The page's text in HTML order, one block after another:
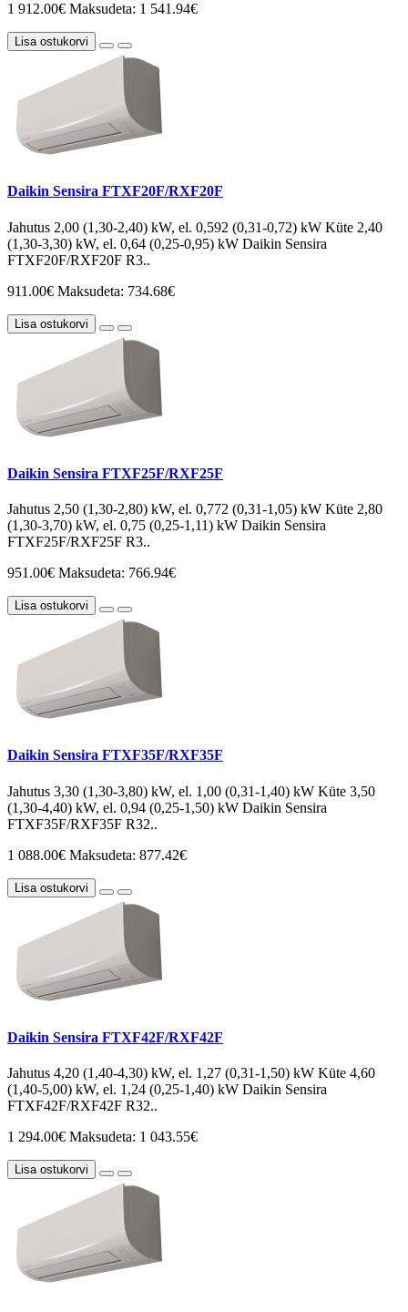
1 912.00€ Maksudeta: 1 541.94€
Lisa ostukorvi
Daikin Sensira FTXF20F/RXF20F
Jahutus 2,00 (1,30-2,40) kW, el. 0,592 (0,31-0,72) kW Küte 2,40
(1,30-3,30) kW, el. 0,64 (0,25-0,95) kW Daikin Sensira
FTXF20F/RXF20F R3..
911.00€ Maksudeta: 734.68€
Lisa ostukorvi
Daikin Sensira FTXF25F/RXF25F
Jahutus 2,50 (1,30-2,80) kW, el. 0,772 (0,31-1,05) kW Küte 2,80
(1,30-3,70) kW, el. 0,75 (0,25-1,11) kW Daikin Sensira
FTXF25F/RXF25F R3..
951.00€ Maksudeta: 766.94€
Lisa ostukorvi
Daikin Sensira FTXF35F/RXF35F
Jahutus 3,30 (1,30-3,80) kW, el. 1,00 (0,31-1,40) kW Küte 3,50
(1,30-4,40) kW, el. 0,94 (0,25-1,50) kW Daikin Sensira
FTXF35F/RXF35F R32..
1 088.00€ Maksudeta: 877.42€
Lisa ostukorvi
Daikin Sensira FTXF42F/RXF42F
Jahutus 4,20 (1,40-4,30) kW, el. 1,27 (0,31-1,50) kW Küte 4,60
(1,40-5,00) kW, el. 1,24 (0,25-1,40) kW Daikin Sensira
FTXF42F/RXF42F R32..
1 294.00€ Maksudeta: 1 043.55€
Lisa ostukorvi